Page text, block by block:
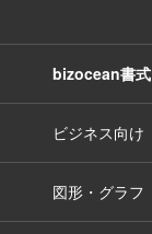
bizocean書
ビジネス向け
図形・グラフ